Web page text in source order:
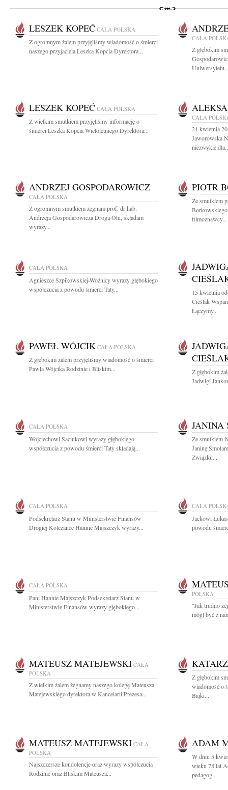
LESZEK KOPEĆ CAŁA POLSKA
Z ogromnym żalem przyjęliśmy wiadomość o śmierci
naszego przyjaciela Leszka Kopcia Dyrektora...
CAŁA
Z głębokim
LESZEK KOPEĆ CAŁA POLSKA
Z wielkim smutkiem przyjęliśmy informację o
śmierci Leszka Kopcia Wieloletniego Dyrektora...
CAŁA
21 kwietnia
Jaworowska
niezwykle
ANDRZEJ GOSPODAROWICZ
CAŁA POLSKA
Z ogromnym smutkiem żegnam prof. dr hab.
Andrzeja Gospodarowicza Droga Olu, składam
wyrazy...
PIOTR
Ze smutkiem
filmoznawcy...
CAŁA POLSKA
Agnieszce Szpikowskiej-Woźnicy wyrazy głębokiego
współczucia z powodu śmierci Taty...
15 kwietnia
Cieślak
Łączymy...
PAWEŁ WÓJCIK CAŁA POLSKA
Z głębokim żalem przyjęliśmy wiadomość o śmierci
Pawła Wójcika Rodzinie i Bliskim...
Z głębokim
Jadwigi
CAŁA POLSKA
Wojciechowi Saciukowi wyrazy głębokiego
współczucia z powodu śmierci Taty składają...
JANINA
Ze smutkiem
Janinę
Związku...
CAŁA POLSKA
Podsekretarz Stanu w Ministerstwie Finansów
Drogiej Koleżance Hannie Majszczyk wyrazy...
CAŁA
Jackowi
powodu
CAŁA POLSKA
Pani Hannie Majszczyk Podsekretarz Stanu w
Ministerstwie Finansów wyrazy głębokiego...
POLSKA
"Jak trudno
mógł być z
MATEUSZ MATEJEWSKI CAŁA
POLSKA
Z wielkim żalem żegnamy naszego kolegę Mateusza
Matejewskiego dyrektora w Kancelarii Prezesa...
Z głębokim
wiadomość o
Bajki...
MATEUSZ MATEJEWSKI CAŁA
POLSKA
Najszczersze kondolencje oraz wyrazy współczucia
Rodzinie oraz Bliskim Mateusza...
ADAM
W dniu 5
wieku 78 lat
pedagog...